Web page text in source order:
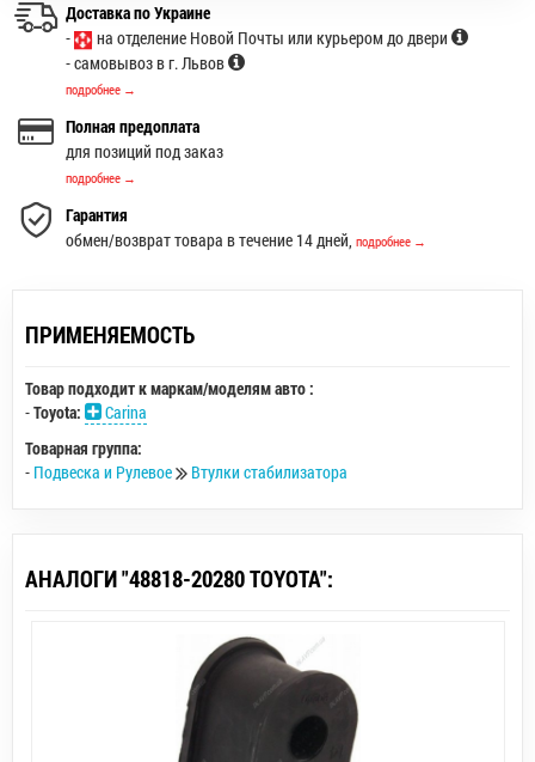
Доставка по Украине
-
на отделение Новой Почты или курьером до двери
- самовывоз в г. Львов
подробнее →
Полная предоплата
для позиций под заказ
подробнее →
Гарантия
обмен/возврат товара в течение 14 дней, подробнее →
ПРИМЕНЯЕМОСТЬ
Товар подходит к маркам/моделям авто :
-Toyota:
Carina
Товарная группа:
- Подвеска и Рулевое Втулки стабилизатора
АНАЛОГИ "48818-20280 TOYOTA":